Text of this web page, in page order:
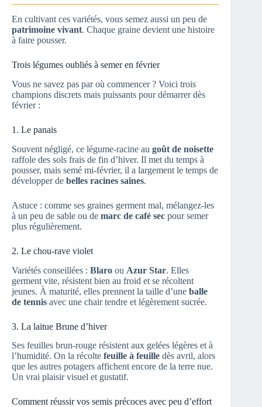
En cultivant ces variétés, vous semez aussi un peu de
patrimoine vivant. Chaque graine devient une histoire
à faire pousser.
Trois légumes oubliés à semer en février
Vous ne savez pas par où commencer ? Voici trois
champions discrets mais puissants pour démarrer dès
février :
1. Le panais
Souvent négligé, ce légume-racine au goût de noisette
raffole des sols frais de fin d’hiver. Il met du temps à
pousser, mais semé mi-février, il a largement le temps de
développer de belles racines saines.
Astuce : comme ses graines germent mal, mélangez-les
à un peu de sable ou de marc de café sec pour semer
plus régulièrement.
2. Le chou-rave violet
Variétés conseillées : Blaro ou Azur Star. Elles
germent vite, résistent bien au froid et se récoltent
jeunes. À maturité, elles prennent la taille d’une balle
de tennis avec une chair tendre et légèrement sucrée.
3. La laitue Brune d’hiver
Ses feuilles brun-rouge résistent aux gelées légères et à
l’humidité. On la récolte feuille à feuille dès avril, alors
que les autres potagers affichent encore de la terre nue.
Un vrai plaisir visuel et gustatif.
Comment réussir vos semis précoces avec peu d’effort